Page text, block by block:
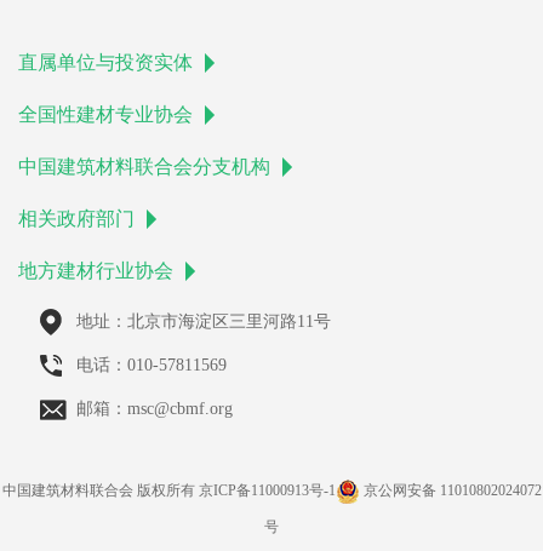
直属单位与投资实体
全国性建材专业协会
中国建筑材料联合会分支机构
相关政府部门
地方建材行业协会
地址：北京市海淀区三里河路11号
电话：010-57811569
邮箱：msc@cbmf.org
中国建筑材料联合会 版权所有 京ICP备11000913号-1 京公网安备 11010802024072
号